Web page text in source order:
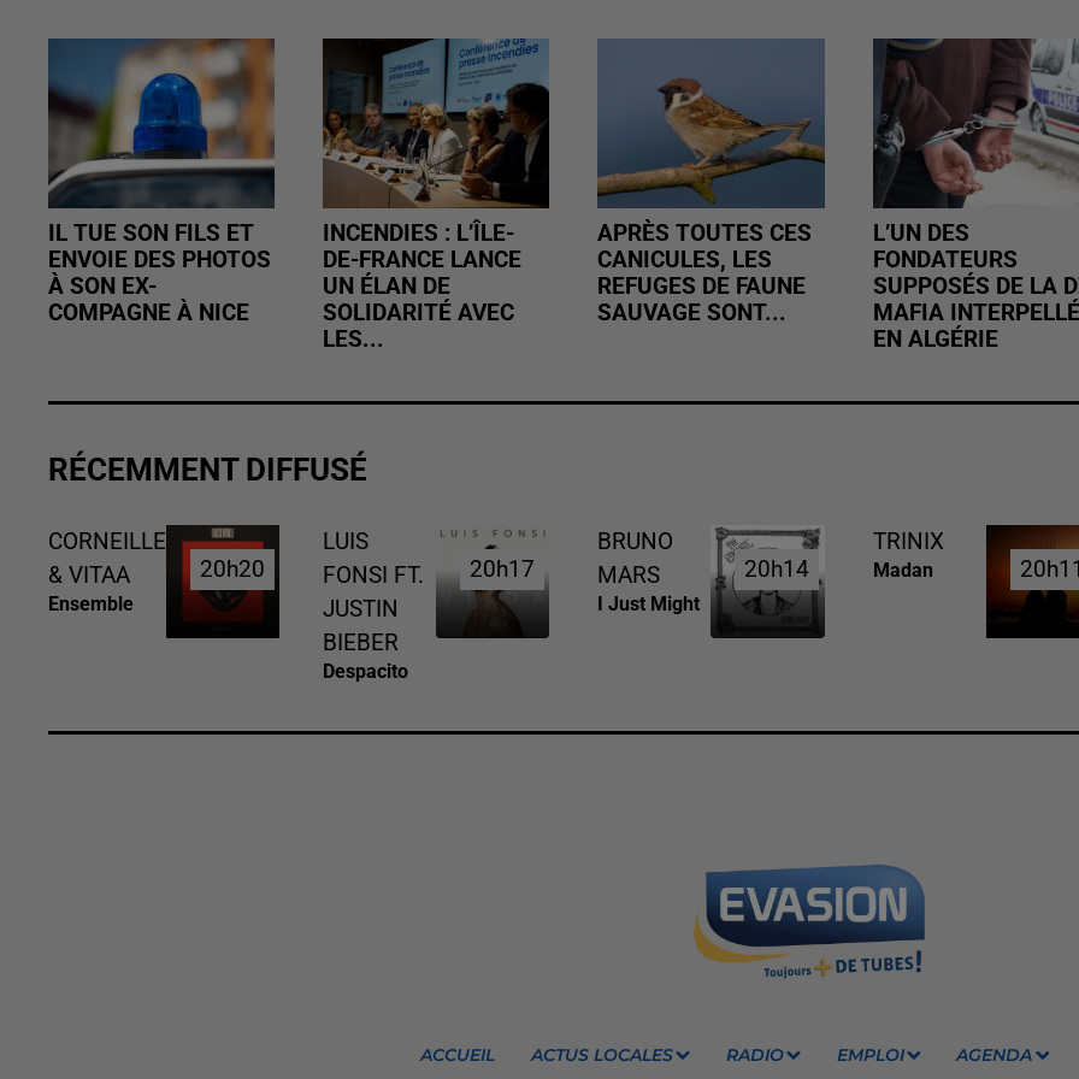
IL TUE SON FILS ET
ENVOIE DES PHOTOS
À SON EX-
COMPAGNE À NICE
INCENDIES : L’ÎLE-
DE-FRANCE LANCE
UN ÉLAN DE
SOLIDARITÉ AVEC
LES...
APRÈS TOUTES CES
CANICULES, LES
REFUGES DE FAUNE
SAUVAGE SONT...
L’UN DES
FONDATEURS
SUPPOSÉS DE LA
MAFIA INTERPELLÉ
EN ALGÉRIE
RÉCEMMENT DIFFUSÉ
CORNEILLE
& VITAA
Ensemble
20h20
20h20
LUIS
FONSI FT.
JUSTIN
BIEBER
Despacito
20h17
20h17
BRUNO
MARS
I Just Might
20h14
20h14
TRINIX
Madan
ACCUEIL ACTUS LOCALES RADIO EMPLOI AGENDA